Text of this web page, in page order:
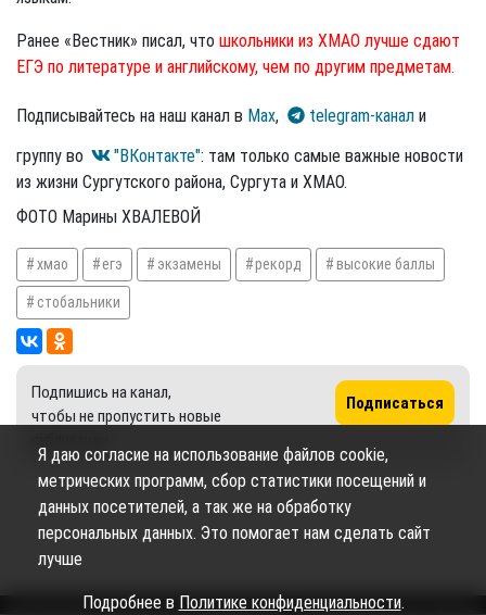
Ранее «Вестник» писал, что школьники из ХМАО лучше сдают
ЕГЭ по литературе и английскому, чем по другим предметам.
Подписывайтесь на наш канал в Max, telegram-канал и
группу во
"ВКонтакте": там только самые важные новости
из жизни Сургутского района, Сургута и ХМАО.
ФОТО Марины ХВАЛЕВОЙ
хмао егэ экзамены рекорд высокие баллы
стобальники
Подпишись на канал,
чтобы не пропустить новые
Подписаться
Я даю согласие на использование файлов cookie,
метрических программ, сбор статистики посещений и
данных посетителей, а так же на обработку
персональных данных. Это помогает нам сделать сайт
лучше
Подробнее в Политике конфиденциальности.